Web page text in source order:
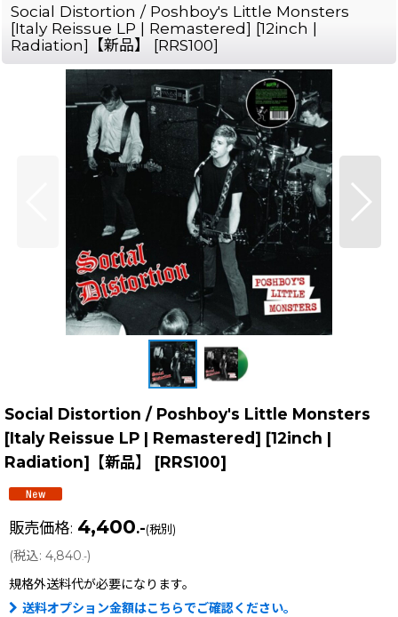
Social Distortion / Poshboy's Little Monsters
[Italy Reissue LP | Remastered] [12inch |
Radiation]【新品】
[RRS100]
Social Distortion / Poshboy's Little Monsters
[Italy Reissue LP | Remastered] [12inch |
Radiation]【新品】
[RRS100]
販売価格: 4,400.-(税別)
(税込: 4,840.-)
規格外送料代が必要になります。
送料オプション金額はこちらでご確認ください。